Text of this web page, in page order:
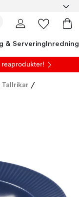
& ServeringInredning
reaprodukter!
Tallrikar /